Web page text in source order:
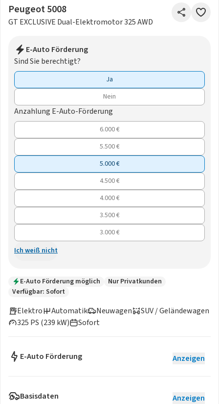
Peugeot 5008
GT EXCLUSIVE Dual-Elektromotor 325 AWD
E-Auto Förderung
Sind Sie berechtigt?
Ja
Nein
Anzahlung E-Auto-Förderung
6.000 €
5.500 €
5.000 €
4.500 €
4.000 €
3.500 €
3.000 €
Ich weiß nicht
E-Auto Förderung möglich
Nur Privatkunden
Verfügbar: Sofort
Elektro
Neuwagen
325 PS (239 kW)
Automatik
SUV / Geländewagen
Sofort
E-Auto Förderung Anzeigen
Basisdaten Anzeigen